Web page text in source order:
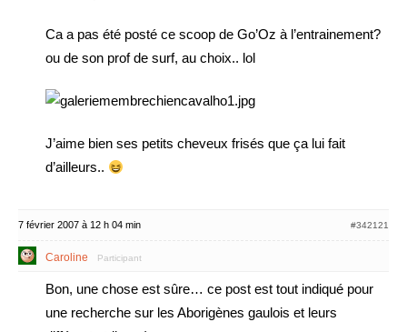
Ca a pas été posté ce scoop de Go’Oz à l’entrainement?
ou de son prof de surf, au choix.. lol
J’aime bien ses petits cheveux frisés que ça lui fait
d’ailleurs..
7 février 2007 à 12 h 04 min #342121
Caroline Participant
Bon, une chose est sûre… ce post est tout indiqué pour
une recherche sur les Aborigènes gaulois et leurs